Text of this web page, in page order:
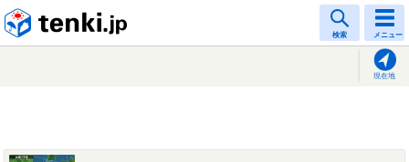
検索 メニュー
現在地